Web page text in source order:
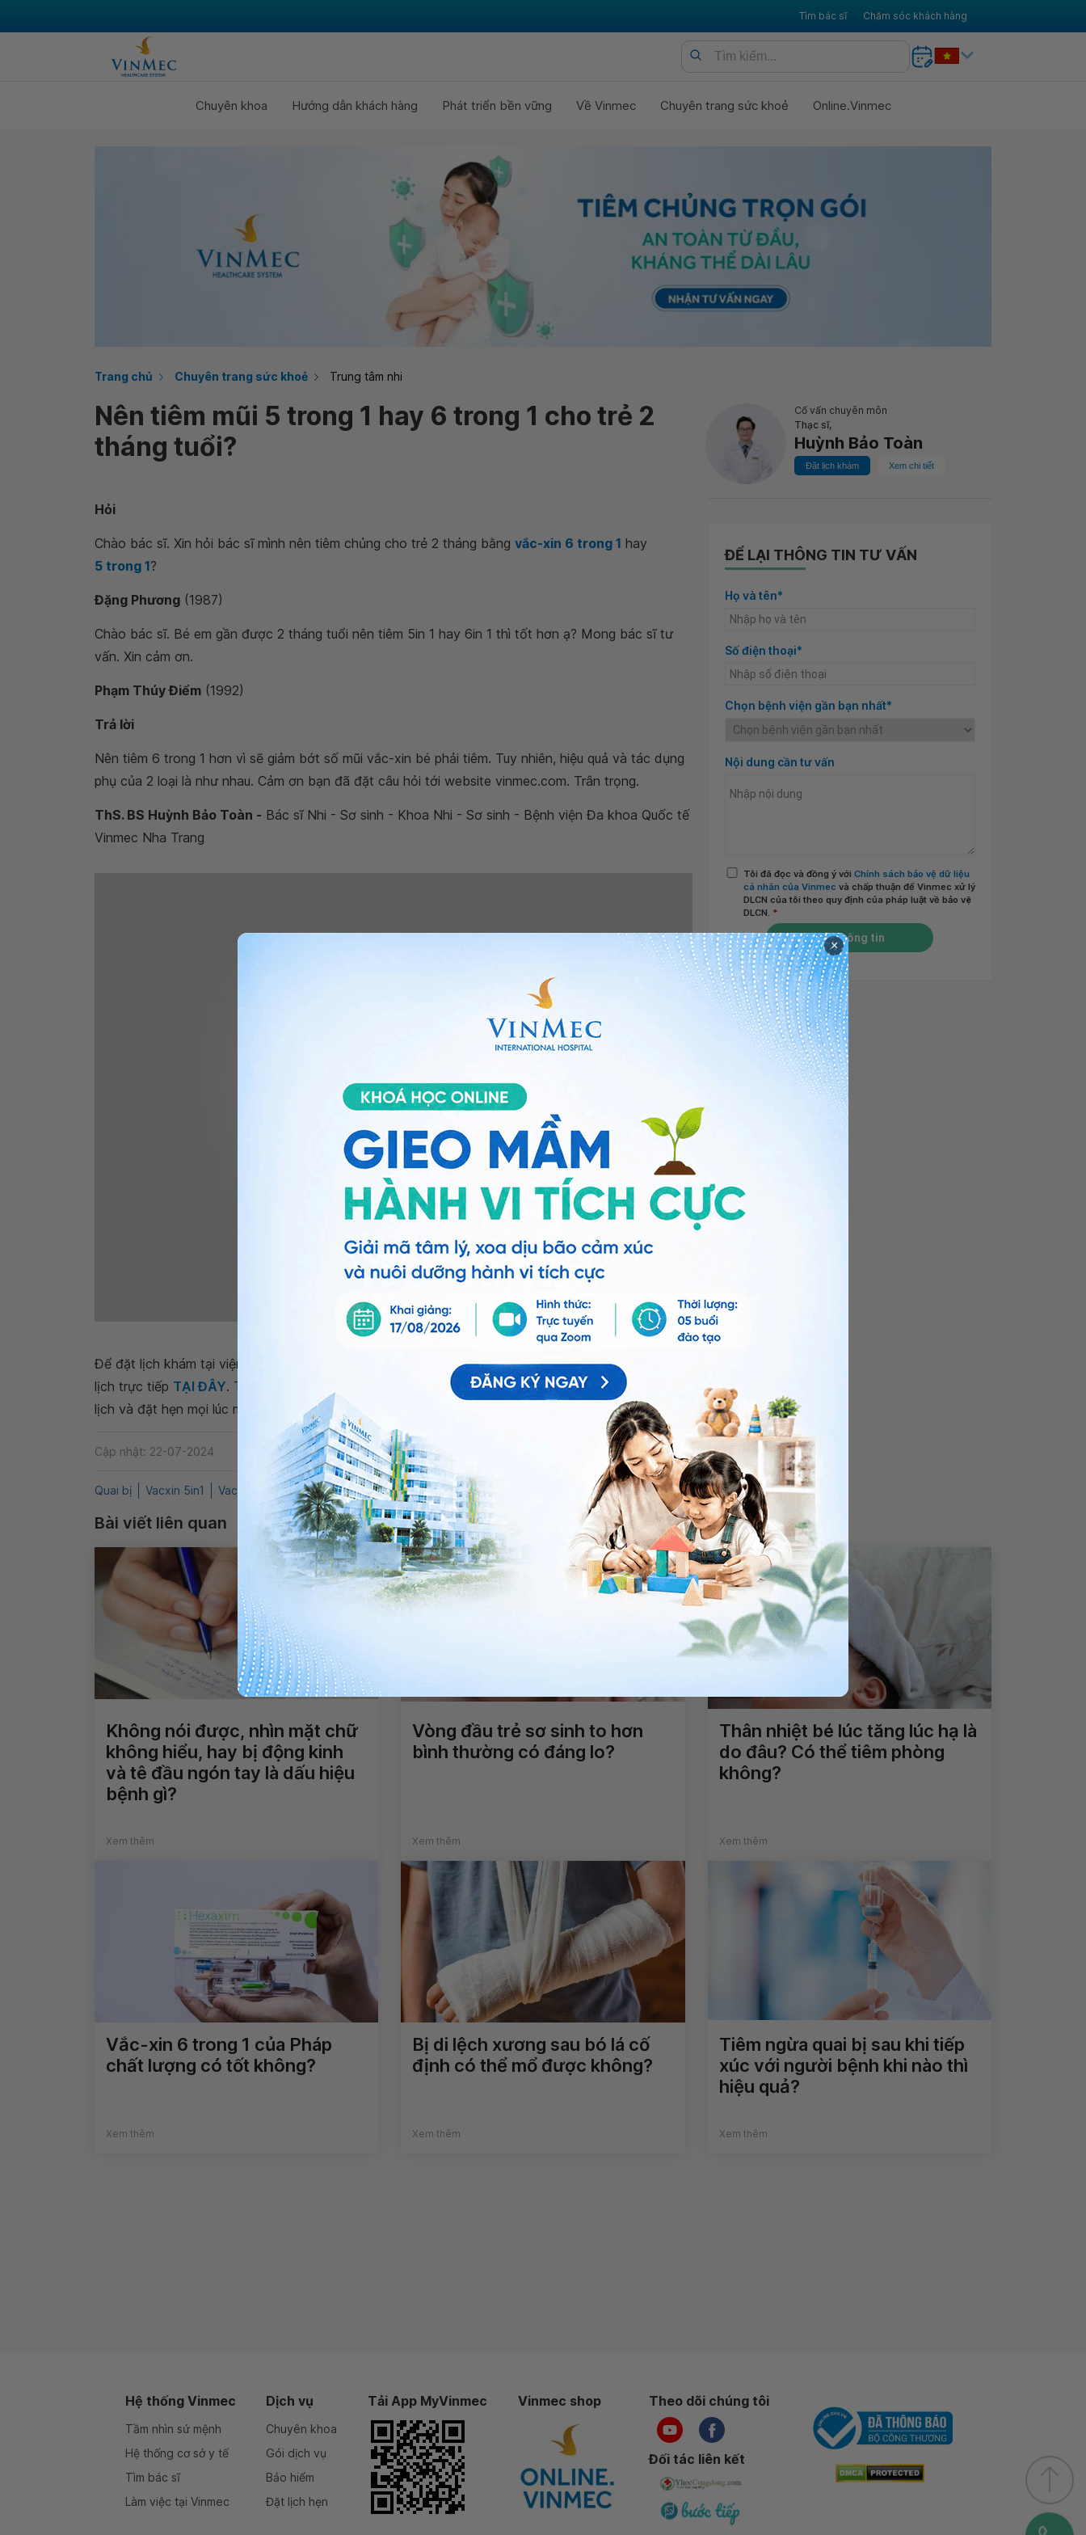
Tìm bác sĩ Chăm sóc khách hàng
Chuyên khoa Hướng dẫn khách hàng Phát triển bền vững Về Vinmec Chuyên trang sức khoẻ Online.Vinmec
Trang chủ Chuyên trang sức khoẻ Trung tâm nhi
Nên tiêm mũi 5 trong 1 hay 6 trong 1 cho trẻ 2
tháng tuổi?
Cố vấn chuyên môn
Thạc sĩ,
Huỳnh Bảo Toàn
Đặt lịch khám Xem chi tiết
Hỏi
Chào bác sĩ. Xin hỏi bác sĩ mình nên tiêm chủng cho trẻ 2 tháng bằng vắc-xin 6 trong 1 hay
5 trong 1?
Đặng Phương (1987)
Chào bác sĩ. Bé em gần được 2 tháng tuổi nên tiêm 5in 1 hay 6in 1 thì tốt hơn ạ? Mong bác sĩ tư
vấn. Xin cảm ơn.
Phạm Thúy Điểm (1992)
Trả lời
Nên tiêm 6 trong 1 hơn vì sẽ giảm bớt số mũi vắc-xin bé phải tiêm. Tuy nhiên, hiệu quả và tác dụng
phụ của 2 loại là như nhau. Cảm ơn bạn đã đặt câu hỏi tới website vinmec.com. Trân trọng.
ThS. BS Huỳnh Bảo Toàn - Bác sĩ Nhi - Sơ sinh - Khoa Nhi - Sơ sinh - Bệnh viện Đa khoa Quốc tế
Vinmec Nha Trang
Các loại vắc-xin cho trẻ đang có mặt ở Vinmec
Để đặt lịch khám tại viện, Quý khách vui lòng bấm số
HOTLINE, đặt muaGÓI DỊCH VỤhoặc đặt
lịch trực tiếp TẠI ĐÂY. Tải và đặt lịch khám tự động trên ứng dụng My Vinmec để quản lý, theo dõi
lịch và đặt hẹn mọi lúc mọi nơi ngay trên ứng dụng.
Cập nhật: 22-07-2024 Chia sẻ
Quai bị Vacxin 5in1 Vacxin sởi - quai bị - rubella QnA Tiêm phòng sơ sinh Nhi
ĐỂ LẠI THÔNG TIN TƯ VẤN
Họ và tên*
Số điện thoại*
Chọn bệnh viện gần bạn nhất*
Nội dung cần tư vấn
Tôi đã đọc và đồng ý với Chính sách bảo vệ dữ liệu
cá nhân của Vinmec và chấp thuận để Vinmec xử lý
DLCN của tôi theo quy định của pháp luật về bảo vệ
DLCN. *
Gửi thông tin
Bài viết liên quan
Không nói được, nhìn mặt chữ
không hiểu, hay bị động kinh
và tê đầu ngón tay là dấu hiệu
bệnh gì?
Xem thêm
Vòng đầu trẻ sơ sinh to hơn
bình thường có đáng lo?
Xem thêm
Thân nhiệt bé lúc tăng lúc hạ là
do đâu? Có thể tiêm phòng
không?
Xem thêm
Vắc-xin 6 trong 1 của Pháp
chất lượng có tốt không?
Xem thêm
Bị di lệch xương sau bó lá cố
định có thể mổ được không?
Xem thêm
Tiêm ngừa quai bị sau khi tiếp
xúc với người bệnh khi nào thì
hiệu quả?
Xem thêm
Hệ thống Vinmec
Tầm nhìn sứ mệnh
Hệ thống cơ sở y tế
Tìm bác sĩ
Làm việc tại Vinmec
Dịch vụ
Chuyên khoa
Gói dịch vụ
Bảo hiểm
Đặt lịch hẹn
Tải App MyVinmec Vinmec shop Theo dõi chúng tôi
Đối tác liên kết
×